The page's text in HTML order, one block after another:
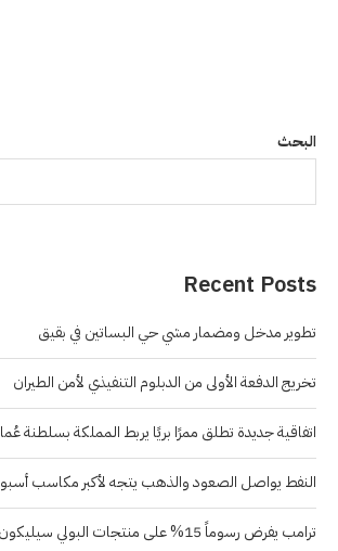
البحث
Recent Posts
تطوير مدخل ومضمار مشي حي البساتين في بقيق
تخريج الدفعة الأولى من الدبلوم التنفيذي لأمن الطيران
اتفاقية جديدة تطلق ممرًا بريًا يربط المملكة بسلطنة
النفط يواصل الصعود والذهب يتجه لأكبر مكاسب
ترامب يفرض رسوماً 15% على منتجات البولي سيليكون